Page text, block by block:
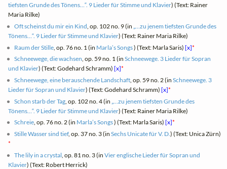
tiefsten Grunde des Tönens…“. 9 Lieder für Stimme und Klavier) (Text: Rainer
Maria Rilke)
Oft scheinst du mir ein Kind , op. 102 no. 9 (in „…zu jenem tiefsten Grunde des
Tönens…“. 9 Lieder für Stimme und Klavier) (Text: Rainer Maria Rilke)
Raum der Stille , op. 76 no. 1 (in Marla’s Songs) (Text: Marla Saris)[x]*
Schneewege, die wachsen, op. 59 no. 1 (inSchneewege. 3 Lieder für Sopran
und Klavier) (Text: Godehard Schramm)[x]*
Schneewege, eine berauschende Landschaft , op. 59 no. 2 (inSchneewege. 3
Lieder für Sopran und Klavier) (Text: Godehard Schramm)[x]*
Schon starb der Tag , op. 102 no. 4 (in „…zu jenem tiefsten Grunde des
Tönens…“. 9 Lieder für Stimme und Klavier) (Text: Rainer Maria Rilke)
Schreie, op. 76 no. 2 (in Marla’s Songs) (Text: Marla Saris)[x]*
Stille Wasser sind tief, op. 37 no. 3 (inSechs Unicate für V. D.) (Text: Unica Zürn)
*
The lily in a crystal , op. 81 no. 3 (inVier englische Lieder für Sopran und
Klavier) (Text: Robert Herrick)